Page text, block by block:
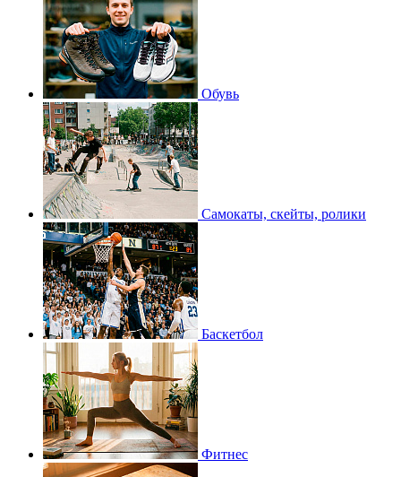
Обувь
Самокаты, скейты, ролики
Баскетбол
Фитнес